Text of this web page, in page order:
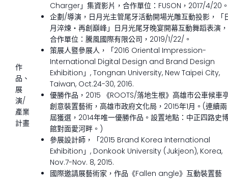
作
品、
展
演/
產業
計畫
Charger」集資影片，合作單位：FUSON，2017/4/20
企劃/導演，日月光主管尾牙活動開場光雕互動投影，「
月淬煉‧再創巔峰」日月光尾牙晚宴開幕互動舞蹈表演，
合作單位：騰風國際有限公司，2019/1/22/。
策展人暨參展人，「2016 Oriental Impression-
International Digital Design and Brand Design
Exhibition」, Tongnan University, New Taipei City,
Taiwan, Oct.24-30, 2016.
優勝作品，2015 《ROOTS/落地生根》高雄市公車候車
創意裝置藝術，高雄市政府文化局，2015年1月。(連續兩
屆獲選，2014年唯一優勝作品。設置地點：中正四路史
館對面愛河畔。)
參展設計師，「2015 Brand Korea International
Exhibition」, Donkook University (Jukjeon), Korea,
Nov.7-Nov. 8, 2015.
國際邀請展藝術家，作品《Fallen angle》互動裝置藝